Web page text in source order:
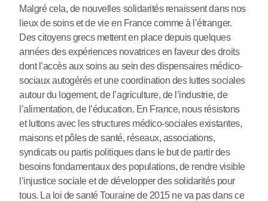
Malgré cela, de nouvelles solidarités renaissent dans nos
lieux de soins et de vie en France comme à l’étranger.
Des citoyens grecs mettent en place depuis quelques
années des expériences novatrices en faveur des droits
dont l’accès aux soins au sein des dispensaires médico-
sociaux autogérés et une coordination des luttes sociales
autour du logement, de l’agriculture, de l’industrie, de
l’alimentation, de l’éducation. En France, nous résistons
et luttons avec les structures médico-sociales existantes,
maisons et pôles de santé, réseaux, associations,
syndicats ou partis politiques dans le but de partir des
besoins fondamentaux des populations, de rendre visible
l’injustice sociale et de développer des solidarités pour
tous. La loi de santé Touraine de 2015 ne va pas dans ce